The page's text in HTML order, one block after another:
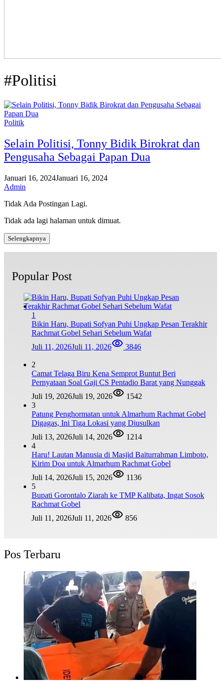
#Politisi
Politik
Selain Politisi, Tonny Bidik Birokrat dan
Pengusaha Sebagai Papan Dua
Januari 16, 2024Januari 16, 2024
Admin
Tidak Ada Postingan Lagi.
Tidak ada lagi halaman untuk dimuat.
Selengkapnya
Popular Post
1
Bikin Haru, Bupati Sofyan Puhi Ungkap Pesan Terakhir
Rachmat Gobel Sehari Sebelum Wafat
Juli 11, 2026Juli 11, 2026 3846
2
Camat Telaga Biru Kena Semprot Buntut Beri
Pernyataan Soal Gaji CS Pentadio Barat yang Nunggak
Juli 19, 2026Juli 19, 2026
1542
3
Patung Penghormatan untuk Almarhum Rachmat Gobel
Digagas, Ini Tiga Lokasi yang Diusulkan
Juli 13, 2026Juli 14, 2026
1214
4
Haru! Lautan Manusia di Masjid Baiturrahman Limboto,
Kirim Doa untuk Almarhum Rachmat Gobel
Juli 14, 2026Juli 15, 2026
1136
5
Bupati Gorontalo Ziarah ke TMP Kalibata, Ingat Sosok
Rachmat Gobel
Juli 11, 2026Juli 11, 2026 856
Pos Terbaru